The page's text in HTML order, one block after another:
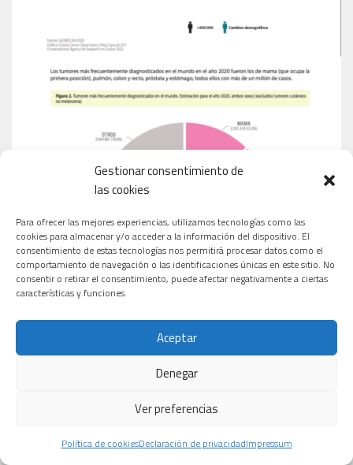
Gestionar consentimiento de
las cookies
Para ofrecer las mejores experiencias, utilizamos tecnologías como las
cookies para almacenar y/o acceder a la información del dispositivo. El
consentimiento de estas tecnologías nos permitirá procesar datos como el
comportamiento de navegación o las identificaciones únicas en este sitio. No
consentir o retirar el consentimiento, puede afectar negativamente a ciertas
características y funciones.
Aceptar
Denegar
Ver preferencias
Política de cookiesDeclaración de privacidadImpressum